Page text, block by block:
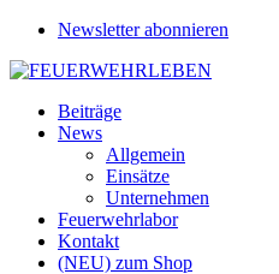
Newsletter abonnieren
Beiträge
News
Allgemein
Einsätze
Unternehmen
Feuerwehrlabor
Kontakt
(NEU) zum Shop